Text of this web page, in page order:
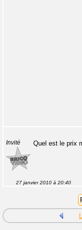
Invité Quel est le prix
27 janvier 2010 à 20:40